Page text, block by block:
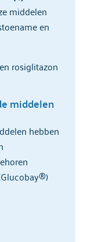
middelen
en
rosiglitazon
middelen
hebben